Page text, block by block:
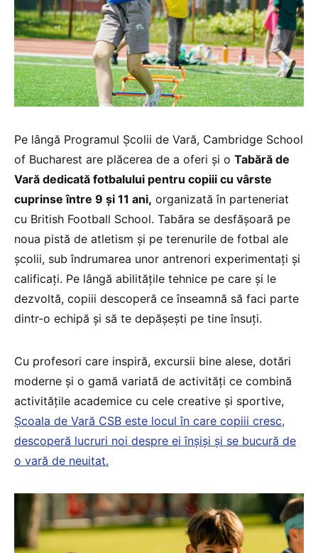
Pe lângă Programul Școlii de Vară, Cambridge School
of Bucharest are plăcerea de a oferi și o Tabără de
Vară dedicată fotbalului pentru copiii cu vârste
cuprinse între 9 și 11 ani, organizată în parteneriat
cu British Football School. Tabăra se desfășoară pe
noua pistă de atletism și pe terenurile de fotbal ale
școlii, sub îndrumarea unor antrenori experimentați și
calificați. Pe lângă abilitățile tehnice pe care și le
dezvoltă, copiii descoperă ce înseamnă să faci parte
dintr-o echipă și să te depășești pe tine însuți.
Cu profesori care inspiră, excursii bine alese, dotări
moderne și o gamă variată de activități ce combină
activitățile academice cu cele creative și sportive,
Școala de Vară CSB este locul în care copiii cresc,
descoperă lucruri noi despre ei înșiși și se bucură de
o vară de neuitat.